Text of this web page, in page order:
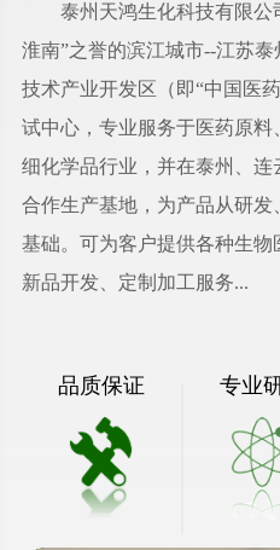
泰州天鸿生化科技有限公
淮南”之誉的滨江城市--江苏
技术产业开发区（即“中国医
试中心，专业服务于医药原
细化学品行业，并在泰州、
合作生产基地，为产品从研
基础。可为客户提供各种生
新品开发、定制加工服务...
品质保证 专业